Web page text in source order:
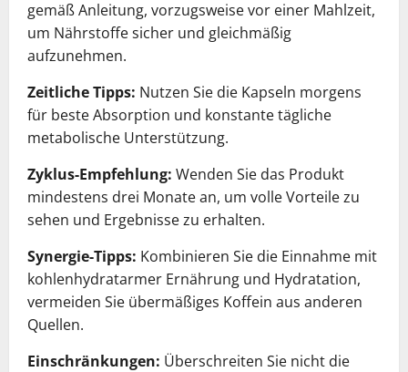
gemäß Anleitung, vorzugsweise vor einer Mahlzeit,
um Nährstoffe sicher und gleichmäßig
aufzunehmen.
Zeitliche Tipps: Nutzen Sie die Kapseln morgens
für beste Absorption und konstante tägliche
metabolische Unterstützung.
Zyklus-Empfehlung: Wenden Sie das Produkt
mindestens drei Monate an, um volle Vorteile zu
sehen und Ergebnisse zu erhalten.
Synergie-Tipps: Kombinieren Sie die Einnahme mit
kohlenhydratarmer Ernährung und Hydratation,
vermeiden Sie übermäßiges Koffein aus anderen
Quellen.
Einschränkungen: Überschreiten Sie nicht die